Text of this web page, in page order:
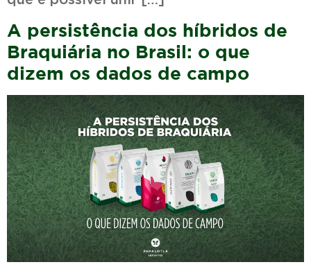
A persistência dos híbridos de
Braquiária no Brasil: o que
dizem os dados de campo